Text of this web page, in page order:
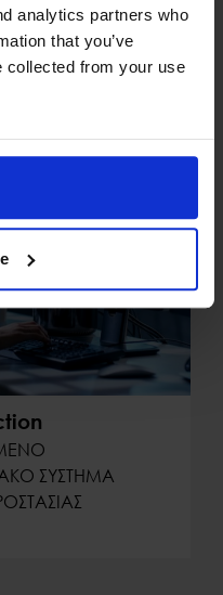
analytics partners who
that you’ve
collected from your use
ΣΥΣΤΗΜΑ